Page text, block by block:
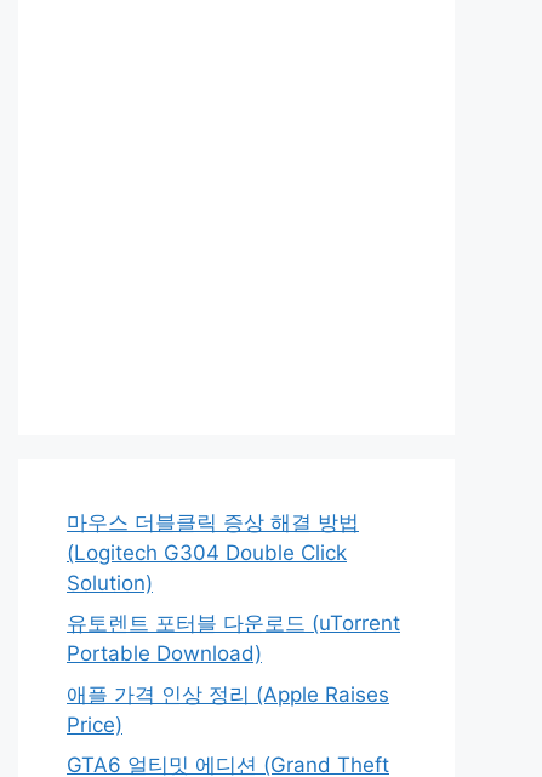
마우스 더블클릭 증상 해결 방법
(Logitech G304 Double Click
Solution)
유토렌트 포터블 다운로드 (uTorrent
Portable Download)
애플 가격 인상 정리 (Apple Raises
Price)
GTA6 얼티밋 에디션 (Grand Theft